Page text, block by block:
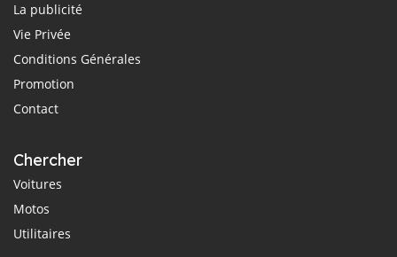
La publicité
Vie Privée
Conditions Générales
Promotion
Contact
Chercher
Voitures
Motos
Utilitaires